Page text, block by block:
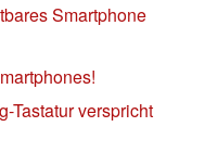
Smartphone
Tastatur verspricht